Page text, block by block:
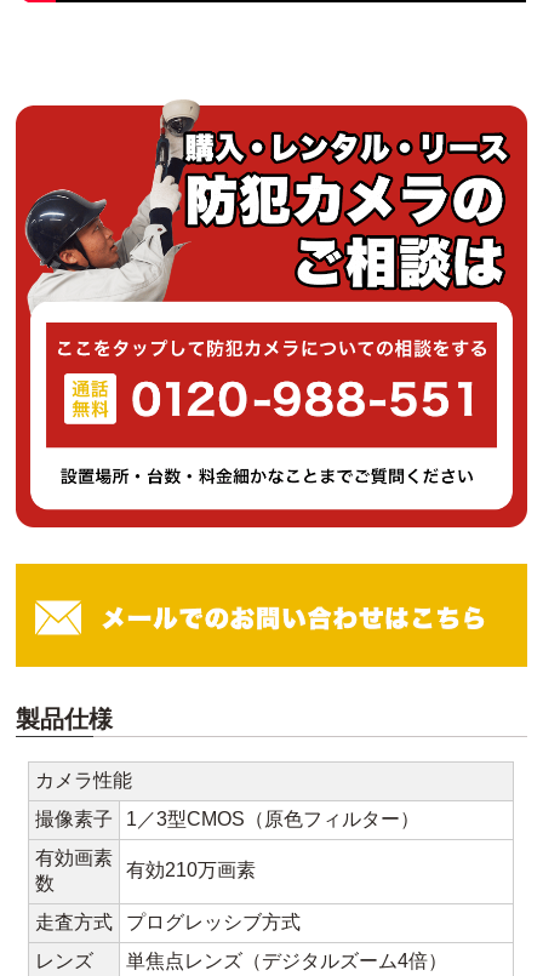
製品仕様
カメラ性能
撮像素子
1／3型CMOS（原色フィルター）
有効画素
数
有効210万画素
走査方式
プログレッシブ方式
レンズ
単焦点レンズ（デジタルズーム4倍）